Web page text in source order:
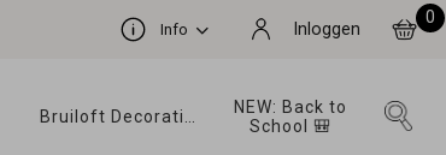
Info Inloggen
0
NEW: Back to
School 🎒